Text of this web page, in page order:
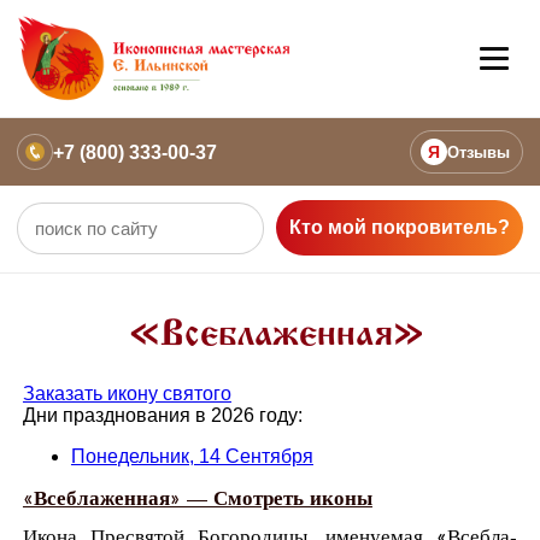
+7 (800) 333-00-37 Я Отзывы
Кто мой покровитель?
«Всеблаженная»
Заказать икону святого
Дни празднования в 2026 году:
Понедельник, 14 Сентября
«Всеблаженная» — Смотреть иконы